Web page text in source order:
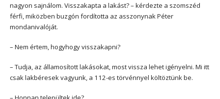
nagyon sajnálom. Visszakapta a lakást? – kérdezte a szomszéd
férfi, miközben buzgón fordította az asszonynak Péter
mondanivalóját.
– Nem értem, hogyhogy visszakapni?
– Tudja, az államosított lakásokat, most vissza lehet igényelni. Mi itt
csak lakbéresek vagyunk, a 112-es törvénnyel költöztünk be.